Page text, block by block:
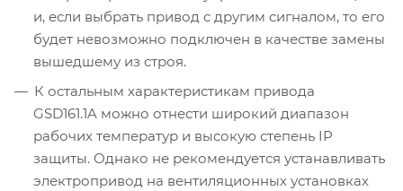
и, если выбрать привод с другим сигналом, то его
будет невозможно подключен в качестве замены
вышедшему из строя.
К остальным характеристикам привода
GSD161.1A можно отнести широкий диапазон
рабочих температур и высокую степень IP
защиты. Однако не рекомендуется устанавливать
электропривод на вентиляционных установках